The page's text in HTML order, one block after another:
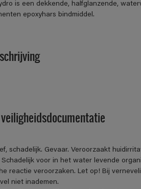
is een dekkende, halfglanzende,
epoxyhars bindmiddel.
schadelijk. Gevaar. Veroorzaakt
voor in het water levende
reactie veroorzaken. Let op! Bij
niet inademen.